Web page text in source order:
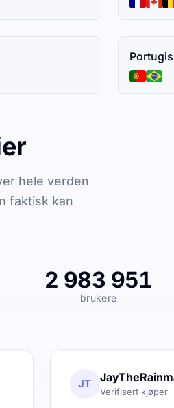
hele verden
faktisk kan
2 983 951
brukere
JT
Verifisert kjøper